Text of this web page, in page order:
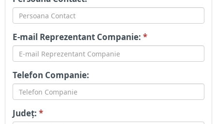
E-mail Reprezentant Companie: *
Telefon Companie:
Județ: *